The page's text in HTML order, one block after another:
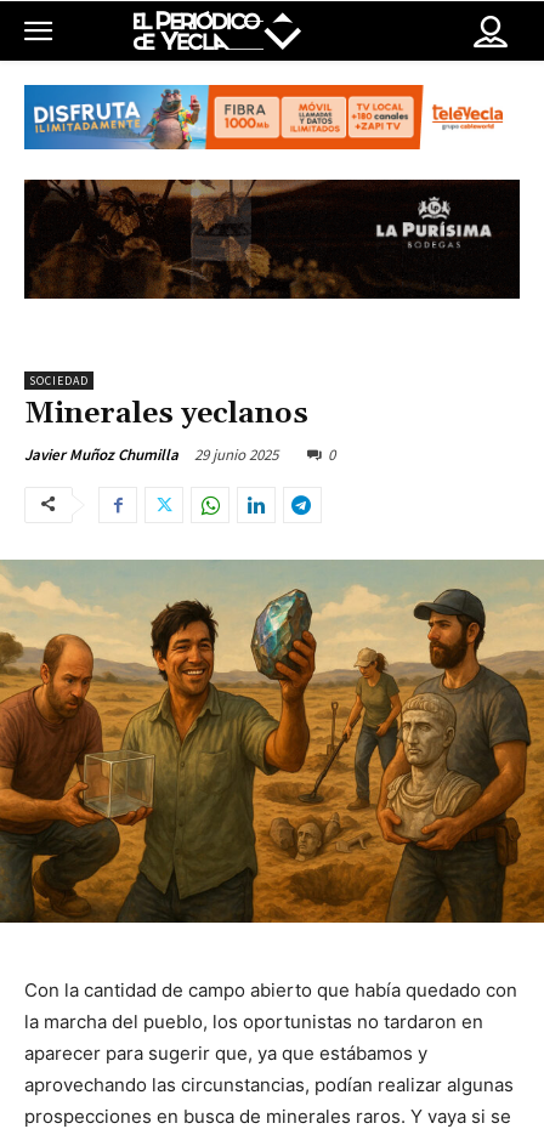
SOCIEDAD
Minerales yeclanos
Javier Muñoz Chumilla 29 junio 2025 0
Con la cantidad de campo abierto que había quedado con
la marcha del pueblo, los oportunistas no tardaron en
aparecer para sugerir que, ya que estábamos y
aprovechando las circunstancias, podían realizar algunas
prospecciones en busca de minerales raros. Y vaya si se